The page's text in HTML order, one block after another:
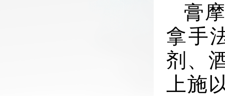
膏
拿手
剂、
上施